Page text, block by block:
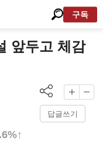
구독
앞두고 체감
답글쓰기